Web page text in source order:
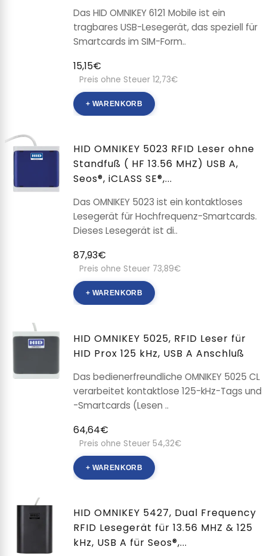
Das HID OMNIKEY 6121 Mobile ist ein
tragbares USB-Lesegerät, das speziell für
Smartcards im SIM-Form..
15,15€
Preis ohne Steuer 12,73€
+ WARENKORB
HID OMNIKEY 5023 RFID Leser ohne
Standfuß ( HF 13.56 MHZ) USB A,
Seos®, iCLASS SE®,...
Das OMNIKEY 5023 ist ein kontaktloses
Lesegerät für Hochfrequenz-Smartcards.
Dieses Lesegerät ist di..
87,93€
Preis ohne Steuer 73,89€
+ WARENKORB
HID OMNIKEY 5025, RFID Leser für
HID Prox 125 kHz, USB A Anschluß
Das bedienerfreundliche OMNIKEY 5025 CL
verarbeitet kontaktlose 125-kHz-Tags und
-Smartcards (Lesen ..
64,64€
Preis ohne Steuer 54,32€
+ WARENKORB
HID OMNIKEY 5427, Dual Frequency
RFID Lesegerät für 13.56 MHZ & 125
kHz, USB A für Seos®,...